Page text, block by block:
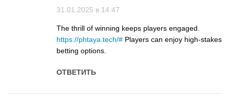
31.01.2025 в 14:47
The thrill of winning keeps players engaged.
https://phtaya.tech/# Players can enjoy high-stakes
betting options.
ОТВЕТИТЬ